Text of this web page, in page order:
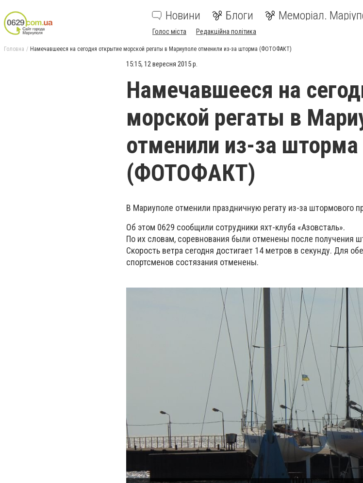
Новини Блоги Меморіал.
Голос міста Редакційна політика
Головна Намечавшееся на сегодня открытие морской регаты в Мариуполе отменили из-за шторма (ФОТОФАКТ)
15:15, 12 вересня 2015 р.
Намечавшееся на
морской регаты в
отменили из-за шторма
(ФОТОФАКТ)
В Мариуполе отменили праздничную регату из-за штормового
Об этом 0629 сообщили сотрудники яхт-клуба «Азовсталь».
По их словам, соревнования были отменены после получения
Скорость ветра сегодня достигает 14 метров в секунду. Для
спортсменов состязания отменены.